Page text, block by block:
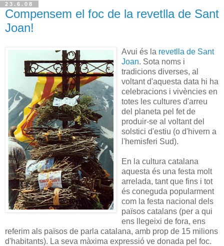
23.6.08
Compensem el foc de la revetlla de Sant
Joan!
Avui és la revetlla de Sant
Joan. Sota noms i
tradicions diverses, al
voltant d'aquesta data hi ha
celebracions i vivències en
totes les cultures d'arreu
del planeta pel fet de
produir-se al voltant del
solstici d'estiu (o d'hivern a
l'hemisferi Sud).
En la cultura catalana
aquesta és una festa molt
arrelada, tant que fins i tot
és coneguda popularment
com la festa nacional dels
països catalans (per a qui
ens llegeixi de fora, ens
referim als països de parla catalana, amb prop de 15 milions
d'habitants). La seva màxima expressió ve donada pel foc.